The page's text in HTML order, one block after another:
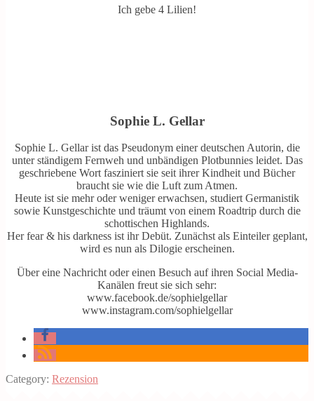
Ich gebe 4 Lilien!
Sophie L. Gellar
Sophie L. Gellar ist das Pseudonym einer deutschen Autorin, die
unter ständigem Fernweh und unbändigen Plotbunnies leidet. Das
geschriebene Wort fasziniert sie seit ihrer Kindheit und Bücher
braucht sie wie die Luft zum Atmen.
Heute ist sie mehr oder weniger erwachsen, studiert Germanistik
sowie Kunstgeschichte und träumt von einem Roadtrip durch die
schottischen Highlands.
Her fear & his darkness ist ihr Debüt. Zunächst als Einteiler geplant,
wird es nun als Dilogie erscheinen.
Über eine Nachricht oder einen Besuch auf ihren Social Media-
Kanälen freut sie sich sehr:
www.facebook.de/sophielgellar
www.instagram.com/sophielgellar
Category: Rezension